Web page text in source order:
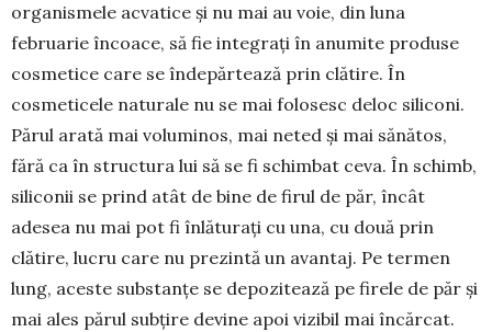
organismele acvatice și nu mai au voie, din luna
februarie încoace, să fie integrați în anumite produse
cosmetice care se îndepărtează prin clătire. În
cosmeticele naturale nu se mai folosesc deloc siliconi.
Părul arată mai voluminos, mai neted și mai sănătos,
fără ca în structura lui să se fi schimbat ceva. În schimb,
siliconii se prind atât de bine de firul de păr, încât
adesea nu mai pot fi înlăturați cu una, cu două prin
clătire, lucru care nu prezintă un avantaj. Pe termen
lung, aceste substanțe se depozitează pe firele de păr și
mai ales părul subțire devine apoi vizibil mai încărcat.